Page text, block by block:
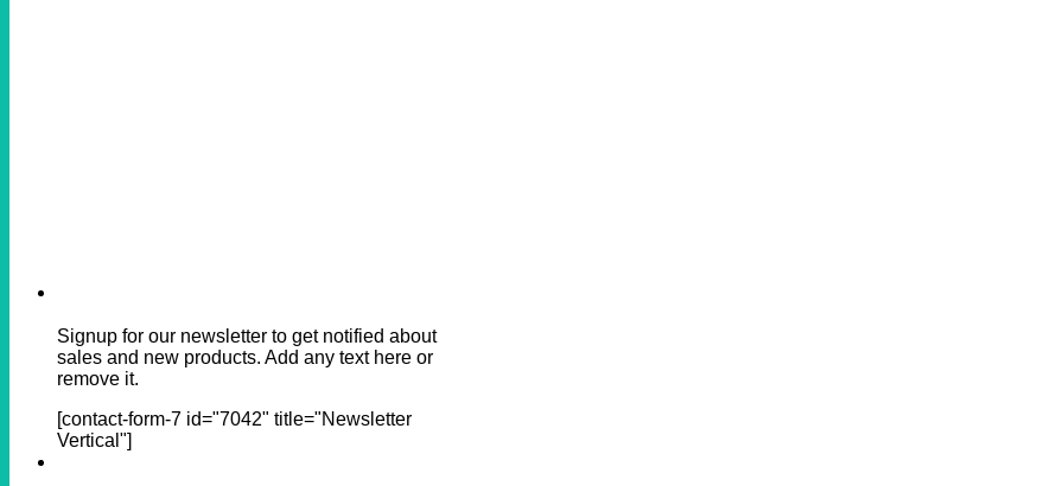
Signup for our newsletter to get notified about
sales and new products. Add any text here or
remove it.
[contact-form-7 id="7042" title="Newsletter
Vertical"]